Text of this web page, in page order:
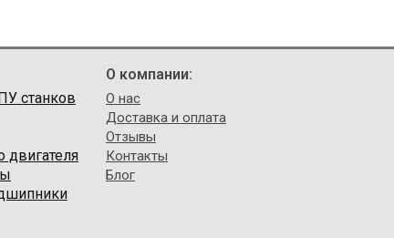
станков
двигателя
О компании:
О нас
Доставка и оплата
Отзывы
Контакты
Блог